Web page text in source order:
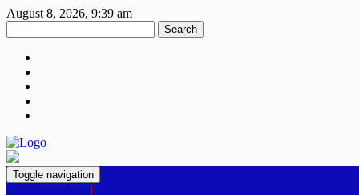
August 8, 2026, 9:39 am
Search
Toggle navigation